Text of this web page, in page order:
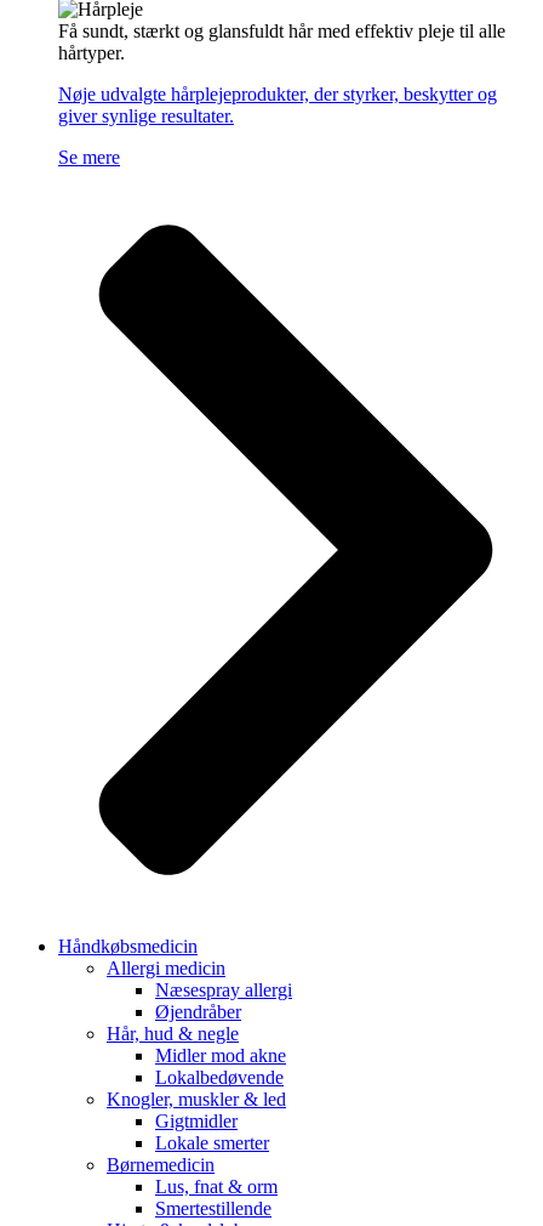
Få sundt, stærkt og glansfuldt hår med effektiv pleje til alle
hårtyper.
Nøje udvalgte hårplejeprodukter, der styrker, beskytter og
giver synlige resultater.
Se mere
Håndkøbsmedicin
Allergi medicin
Næsespray allergi
Øjendråber
Hår, hud & negle
Midler mod akne
Lokalbedøvende
Knogler, muskler & led
Gigtmidler
Lokale smerter
Børnemedicin
Lus, fnat & orm
Smertestillende